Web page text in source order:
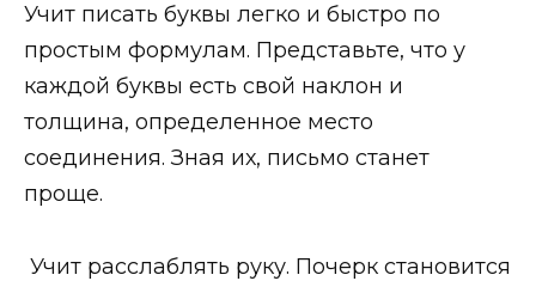
Учит писать буквы легко и быстро по
простым формулам. Представьте, что у
каждой буквы есть свой наклон и
толщина, определенное место
соединения. Зная их, письмо станет
проще.
Учит расслаблять руку. Почерк становится